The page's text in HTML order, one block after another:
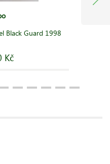
Black Guard 1998
Kč